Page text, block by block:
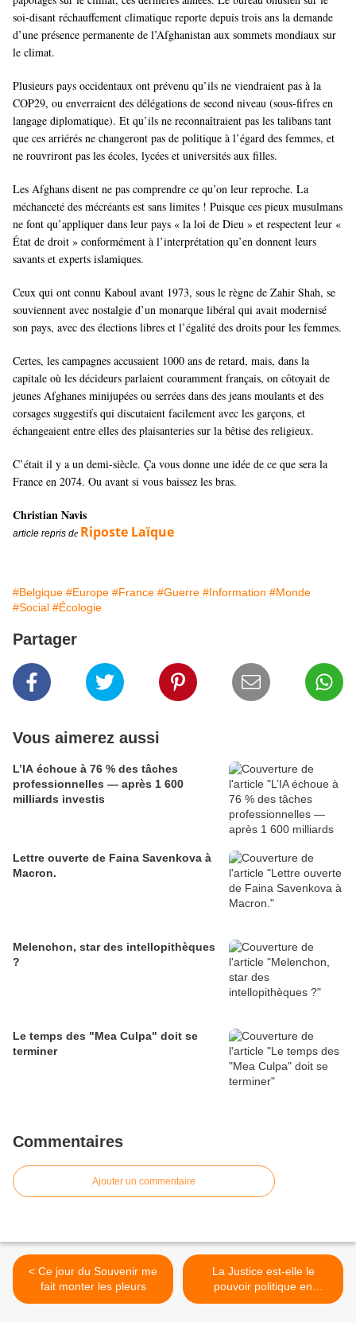
soi-disant réchauffement climatique reporte depuis trois ans la demande
d’une présence permanente de l’Afghanistan aux sommets mondiaux sur
le climat.
Plusieurs pays occidentaux ont prévenu qu’ils ne viendraient pas à la
COP29, ou enverraient des délégations de second niveau (sous-fifres en
langage diplomatique). Et qu’ils ne reconnaîtraient pas les talibans tant
que ces arriérés ne changeront pas de politique à l’égard des femmes, et
ne rouvriront pas les écoles, lycées et universités aux filles.
Les Afghans disent ne pas comprendre ce qu’on leur reproche. La
méchanceté des mécréants est sans limites ! Puisque ces pieux musulmans
ne font qu’appliquer dans leur pays « la loi de Dieu » et respectent leur «
État de droit » conformément à l’interprétation qu’en donnent leurs
savants et experts islamiques.
Ceux qui ont connu Kaboul avant 1973, sous le règne de Zahir Shah, se
souviennent avec nostalgie d’un monarque libéral qui avait modernisé
son pays, avec des élections libres et l’égalité des droits pour les femmes.
Certes, les campagnes accusaient 1000 ans de retard, mais, dans la
capitale où les décideurs parlaient couramment français, on côtoyait de
jeunes Afghanes minijupées ou serrées dans des jeans moulants et des
corsages suggestifs qui discutaient facilement avec les garçons, et
échangeaient entre elles des plaisanteries sur la bêtise des religieux.
C’était il y a un demi-siècle. Ça vous donne une idée de ce que sera la
France en 2074. Ou avant si vous baissez les bras.
Christian Navis
article repris de Riposte Laïque
#Belgique #Europe #France #Guerre #Information #Monde
#Social #Écologie
Partager
Vous aimerez aussi
L’IA échoue à 76 % des tâches
professionnelles — après 1 600
milliards investis
Lettre ouverte de Faina Savenkova à
Macron.
Melenchon, star des intellopithèques
?
Le temps des "Mea Culpa" doit se
terminer
Commentaires
Ajouter un commentaire
< Ce jour du Souvenir me
fait monter les pleurs
La Justice est-elle le
pouvoir politique en
démocratie ? >